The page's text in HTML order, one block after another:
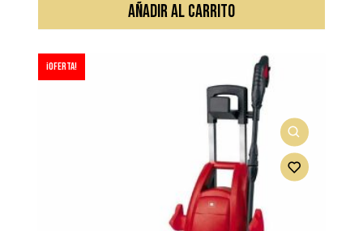
AÑADIR AL CARRITO
¡Oferta!